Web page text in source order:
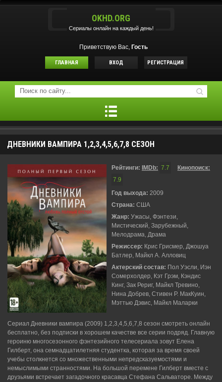
OKHD.ORG
Сериалы онлайн на каждый день!
Приветствую Вас, Гость
ГЛАВНАЯ ВХОД РЕГИСТРАЦИЯ
ДНЕВНИКИ ВАМПИРА 1,2,3,4,5,6,7,8 СЕЗОН
Рейтинги: IMDb: 7.7
Кинопоиск:
7.9
Год выхода: 2009
Страна: США
Жанр: Ужасы, Фэнтези,
Мистический, Зарубежный,
Мелодрама, Драма
Режиссер: Крис Грисмер, Джошуа
Батлер, Майкл А. Алловиц
Актерский состав: Пол Уэсли, Иэн
Сомерхолдер, Кэт Грэм, Кэндис
Кинг, Зак Рериг, Майкл Тревино,
Нина Добрев, Стивен Р. МакКуин,
Мэттью Дэвис, Майкл Маларки
Сериал Дневники вампира (2009) 1,2,3,4,5,6,7,8 сезон смотреть онлайн
бесплатно, без подписки в хорошем качестве все серии подряд. Главную
героиню многосезонного фэнтезийного телесериала зовут Елена
Гилберт, она семнадцатилетняя студентка, которая за время своей
учебы столкнется со множественными непредсказуемостями и
немыслимыми странностями. На большой перемене Гилберт вместе с
друзьями встречает загадочного красавца Стефана Сальваторе. Между